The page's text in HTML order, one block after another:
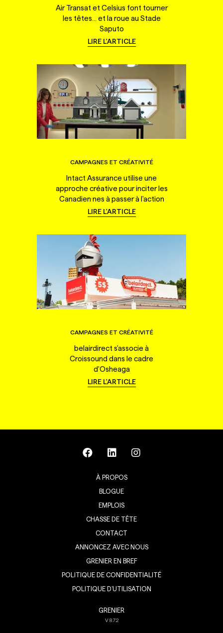
Air Transat et Celsius font tourner
les têtes... et la roue au Stade
Saputo
LIRE L'ARTICLE
CAMPAGNES ET CRÉATIVITÉ
Intact Assurance utilise une
approche créative pour inciter les
Canadien·nes à passer à l'action
LIRE L'ARTICLE
CAMPAGNES ET CRÉATIVITÉ
belairdirect s'associe à
Croissound dans le cadre
d'Osheaga
LIRE L'ARTICLE
À PROPOS
BLOGUE
EMPLOIS
CHASSE DE TÊTE
CONTACT
ANNONCEZ AVEC NOUS
GRENIER EN BREF
POLITIQUE DE CONFIDENTIALITÉ
POLITIQUE D’UTILISATION
GRENIER
V8.7.2